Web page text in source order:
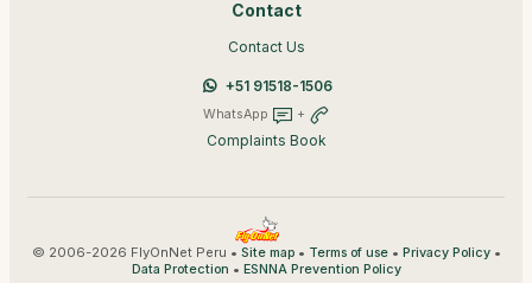
Contact
Contact Us
+51 91518-1506
WhatsApp +
Complaints Book
© 2006-2026 FlyOnNet Peru • Site map• Terms of use• Privacy Policy•
Data Protection • ESNNA Prevention Policy